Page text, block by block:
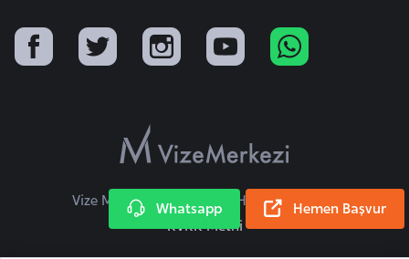
Vize Merkezi © 2026 Tüm Hakları Saklıdır.
KVKK Metni
a
n
Hemen Başvur
Whatsapp